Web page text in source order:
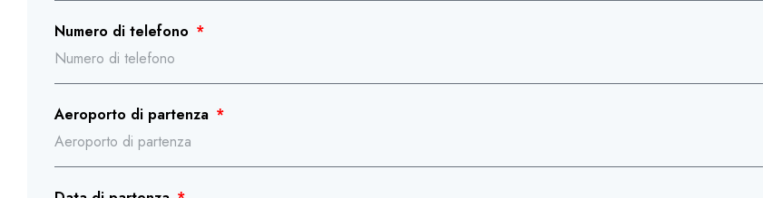
Numero di telefono
Aeroporto di partenza